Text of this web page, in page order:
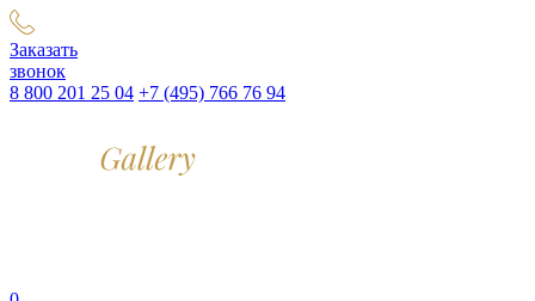
Заказать
звонок
8 800 201 25 04 +7 (495) 766 76 94